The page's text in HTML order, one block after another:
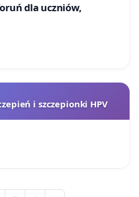
dla uczniów,
i szczepionki HPV